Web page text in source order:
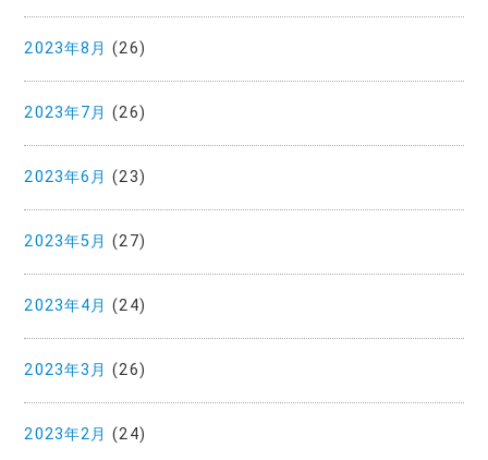
2023年8月 (26)
2023年7月 (26)
2023年6月 (23)
2023年5月 (27)
2023年4月 (24)
2023年3月 (26)
2023年2月 (24)